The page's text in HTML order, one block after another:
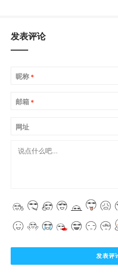
发表评论
昵称 *
邮箱 *
网址